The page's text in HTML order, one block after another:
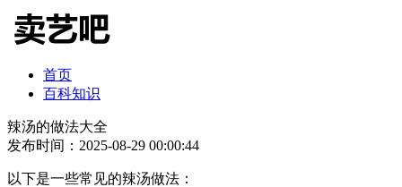
首页
百科知识
辣汤的做法大全
发布时间：2025-08-29 00:00:44
以下是一些常见的辣汤做法：